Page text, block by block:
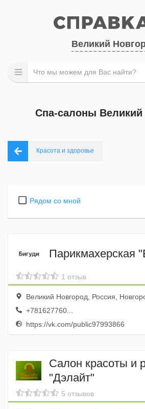
Великий
Спа-салоны Великий
Красота и здоровье
Рядом со мной
Парикмахерская
1 отзыв
Великий Новгород, Россия, Новгородская область, г. Великий
+781627760...
https://vk.com/public97993866
Салон красоты и
"Дэлайт"
5 отзывов